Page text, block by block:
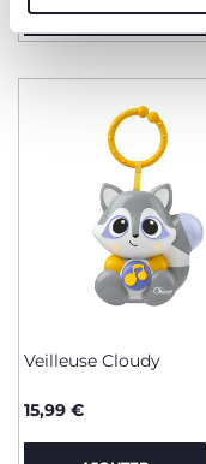
AJOUTER
Veilleuse Cloudy
15,99 €